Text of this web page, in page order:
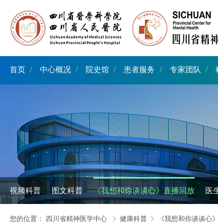
首页 中心概况 院史馆 患者服务 专家团队
视频科普 图文科普 《我想和你谈谈心》直播回放 医
您的位置： 四川省精神医学中心  健康科普  《我想和你谈谈心